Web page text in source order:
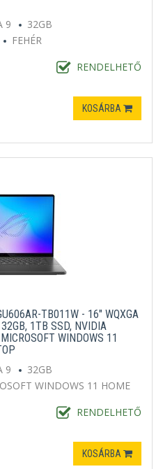
9
32GB
FEHÉR
RENDELHETŐ
KOSÁRBA
TB011W - 16" WQXGA
1TB SSD, NVIDIA
WINDOWS 11
9
32GB
WINDOWS 11 HOME
RENDELHETŐ
KOSÁRBA